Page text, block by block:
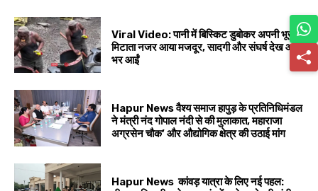
Viral Video: पानी में बिस्किट डुबोकर अपनी भूख
मिटाता नजर आया मजदूर, सादगी और संघर्ष देख आंखें
भर आईं
Hapur News वैश्य समाज हापुड़ के प्रतिनिधिमंडल
ने मंत्री नंद गोपाल नंदी से की मुलाकात, महाराजा
अग्रसेन चौक’ और औद्योगिक क्षेत्र की उठाई मांग
Hapur News कांवड़ यात्रा के लिए नई पहल: